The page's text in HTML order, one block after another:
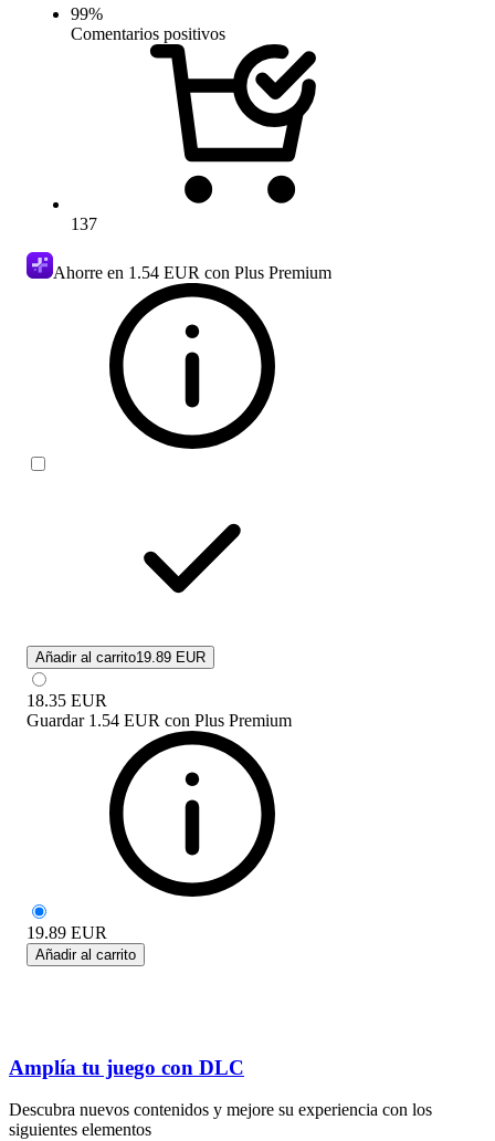
99%
Comentarios positivos
137
Ahorre en 1.54 EUR con Plus Premium
Añadir al carrito19.89 EUR
18.35 EUR
Guardar 1.54 EUR con Plus Premium
19.89 EUR
Añadir al carrito
Amplía tu juego con DLC
Descubra nuevos contenidos y mejore su experiencia con los
siguientes elementos